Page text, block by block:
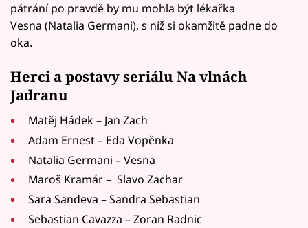
pátrání po pravdě by mu mohla být lékařka
Vesna (Natalia Germani), s níž si okamžitě padne do
oka.
Herci a postavy seriálu Na vlnách
Jadranu
Matěj Hádek – Jan Zach
Adam Ernest – Eda Vopěnka
Natalia Germani – Vesna
Maroš Kramár – Slavo Zachar
Sara Sandeva – Sandra Sebastian
Sebastian Cavazza – Zoran Radnic